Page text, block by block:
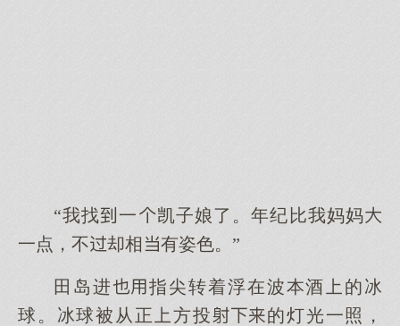
“我找一凯子娘了。年纪比我妈妈
一点，不却相有姿色。”
田岛进指尖转着浮在波本酒的冰
球。冰球被从正方投的灯光一照，